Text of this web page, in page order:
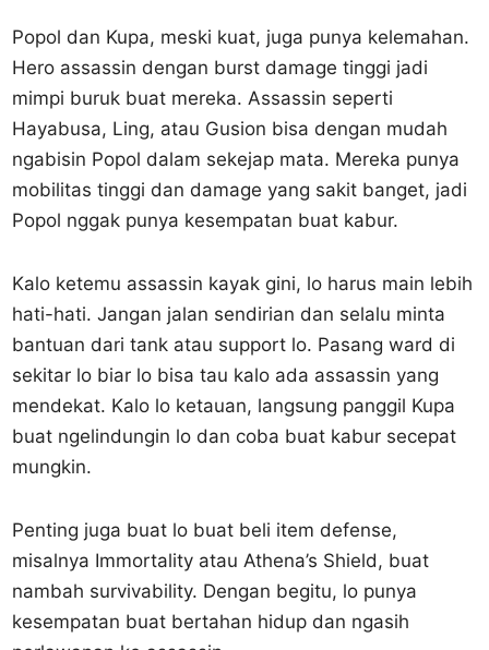
Popol dan Kupa, meski kuat, juga punya kelemahan.
Hero assassin dengan burst damage tinggi jadi
mimpi buruk buat mereka. Assassin seperti
Hayabusa, Ling, atau Gusion bisa dengan mudah
ngabisin Popol dalam sekejap mata. Mereka punya
mobilitas tinggi dan damage yang sakit banget, jadi
Popol nggak punya kesempatan buat kabur.
Kalo ketemu assassin kayak gini, lo harus main lebih
hati-hati. Jangan jalan sendirian dan selalu minta
bantuan dari tank atau support lo. Pasang ward di
sekitar lo biar lo bisa tau kalo ada assassin yang
mendekat. Kalo lo ketauan, langsung panggil Kupa
buat ngelindungin lo dan coba buat kabur secepat
mungkin.
Penting juga buat lo buat beli item defense,
misalnya Immortality atau Athena’s Shield, buat
nambah survivability. Dengan begitu, lo punya
kesempatan buat bertahan hidup dan ngasih